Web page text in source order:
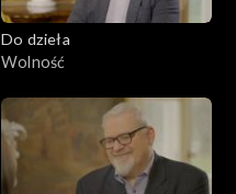
Do dzieła
Wolność